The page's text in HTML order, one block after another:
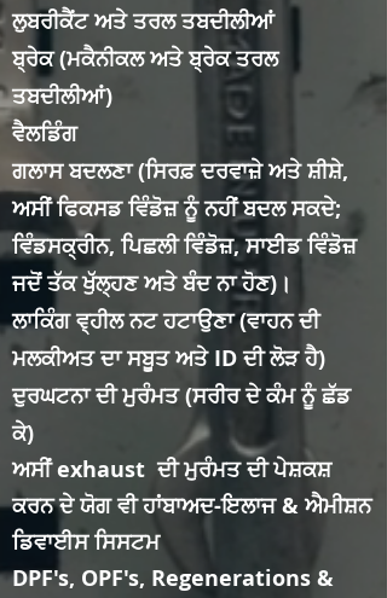
ਲੁਬਰੀਕੈਂਟ ਅਤੇ ਤਰਲ ਤਬਦੀਲੀਆਂ
ਬ੍ਰੇਕ (ਮਕੈਨੀਕਲ ਅਤੇ ਬ੍ਰੇਕ ਤਰਲ
ਤਬਦੀਲੀਆਂ)
ਵੈਲਡਿੰਗ
ਗਲਾਸ ਬਦਲਣਾ (ਸਿਰਫ਼ ਦਰਵਾਜ਼ੇ ਅਤੇ ਸ਼ੀਸ਼ੇ,
ਅਸੀਂ ਫਿਕਸਡ ਵਿੰਡੋਜ਼ ਨੂੰ ਨਹੀਂ ਬਦਲ ਸਕਦੇ;
ਵਿੰਡਸਕ੍ਰੀਨ, ਪਿਛਲੀ ਵਿੰਡੋਜ਼, ਸਾਈਡ ਵਿੰਡੋਜ਼
ਜਦੋਂ ਤੱਕ ਖੁੱਲ੍ਹਣ ਅਤੇ ਬੰਦ ਨਾ ਹੋਣ)।
ਲਾਕਿੰਗ ਵ੍ਹੀਲ ਨਟ ਹਟਾਉਣਾ (ਵਾਹਨ ਦੀ
ਮਲਕੀਅਤ ਦਾ ਸਬੂਤ ਅਤੇ ID ਦੀ ਲੋੜ ਹੈ)
ਦੁਰਘਟਨਾ ਦੀ ਮੁਰੰਮਤ (ਸਰੀਰ ਦੇ ਕੰਮ ਨੂੰ ਛੱਡ
ਕੇ)
ਅਸੀਂ exhaust ਦੀ ਮੁਰੰਮਤ ਦੀ ਪੇਸ਼ਕਸ਼
ਕਰਨ ਦੇ ਯੋਗ ਵੀ ਹਾਂਬਾਅਦ-ਇਲਾਜ& ਐਮੀਸ਼ਨ
ਡਿਵਾਈਸ ਸਿਸਟਮ
DPF's, OPF's, Regenerations &